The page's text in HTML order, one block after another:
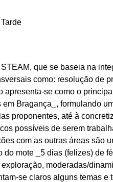
que se baseia na
como: resolução de
se como o
Bragança_, formulando
proponentes, até à
possíveis de serem
com as outras áreas
mote _5 dias (felizes) de
moderadas/
se claros alguns temas